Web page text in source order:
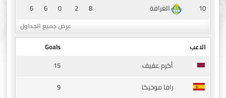
10
الغرافة 8
2
0
6
6
عرض جميع الجداول
الاعب
Goals
أكرم عفيف
15
رافا موخيكا
9